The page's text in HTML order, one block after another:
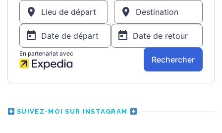
SUIVEZ-MOI SUR INSTAGRAM